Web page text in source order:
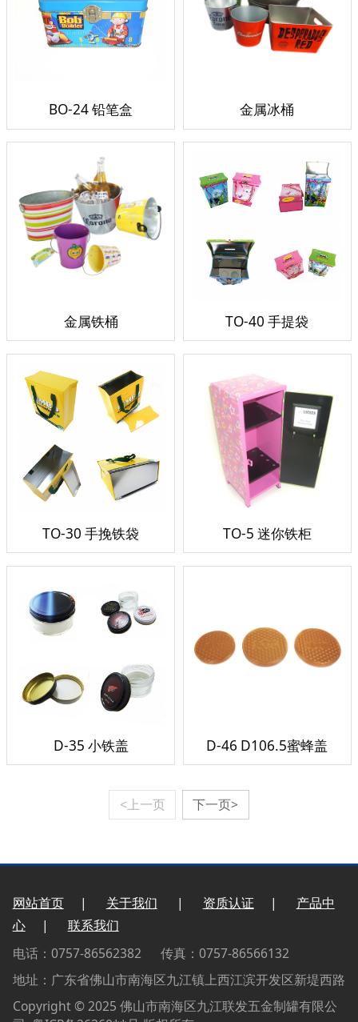
BO-24 铅笔盒 金属冰桶
金属铁桶 TO-40 手提袋
TO-30 手挽铁袋 TO-5 迷你铁柜
D-35 小铁盖 D-46 D106.5蜜蜂盖
<上一页 下一页>
网站首页| 关于我们 | 资质认证 |
产品中
心| 联系我们
电话：0757-86562382 传真：0757-86566132
地址：广东省佛山市南海区九江镇上西江滨开发区新堤西路
Copyright © 2025 佛山市南海区九江联发五金制罐有限公